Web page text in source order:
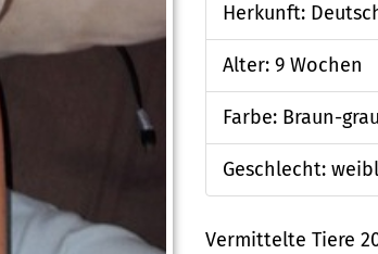
Herkunft:
Alter: 9 Wochen
Farbe: Braun-
Geschlecht:
Vermittelte Tiere